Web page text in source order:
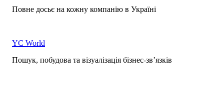
Повне досьє на кожну компанію в Україні
YC World
Пошук, побудова та візуалізація бізнес-зв’язків